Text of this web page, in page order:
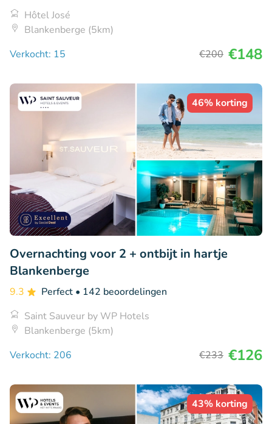
Hôtel José
Blankenberge (5km)
Verkocht: 15
€200 €148
46% korting
Overnachting voor 2 + ontbijt in hartje
Blankenberge
9.3 Perfect • 142 beoordelingen
Saint Sauveur by WP Hotels
Blankenberge (5km)
Verkocht: 206
€233 €126
43% korting